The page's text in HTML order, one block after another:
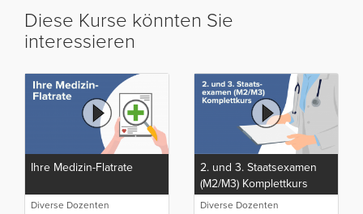
Diese Kurse könnten Sie
interessieren
Ihre Medizin-Flatrate
Diverse Dozenten
2. und 3. Staatsexamen
(M2/M3) Komplettkurs
Diverse Dozenten